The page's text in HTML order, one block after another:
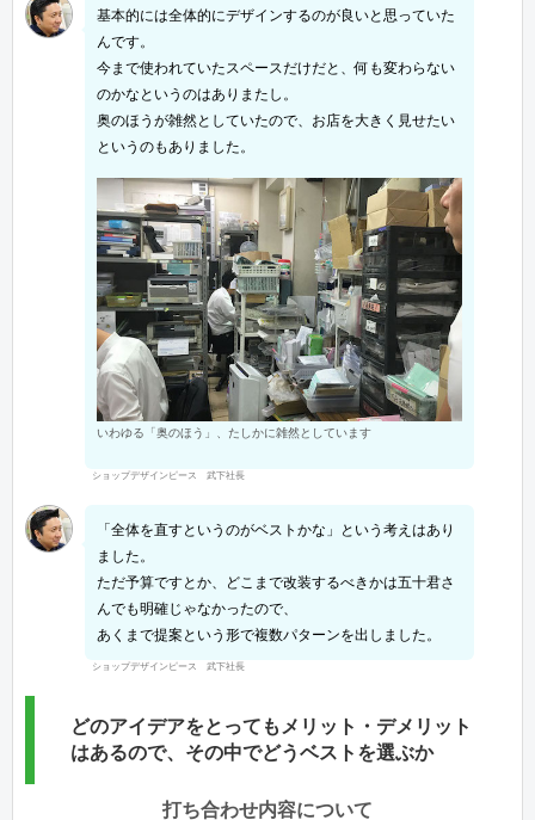
基本的には全体的にデザインするのが良いと思っていた
んです。
今まで使われていたスペースだけだと、何も変わらない
のかなというのはありまたし。
奥のほうが雑然としていたので、お店を大きく見せたい
というのもありました。
いわゆる「奥のほう」、たしかに雑然としています
ショップデザインピース 武下社長
「全体を直すというのがベストかな」という考えはあり
ました。
ただ予算ですとか、どこまで改装するべきかは五十君さ
んでも明確じゃなかったので、
あくまで提案という形で複数パターンを出しました。
ショップデザインピース 武下社長
どのアイデアをとってもメリット・デメリット
はあるので、その中でどうベストを選ぶか
打ち合わせ内容について